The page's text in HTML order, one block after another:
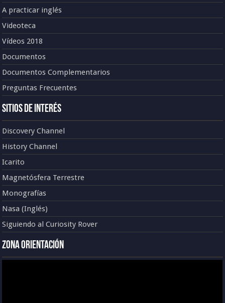
A practicar inglés
Videoteca
Vídeos 2018
Documentos
Documentos Complementarios
Preguntas Frecuentes
Sitios de Interés
Discovery Channel
History Channel
Icarito
Magnetósfera Terrestre
Monografías
Nasa (Inglés)
Siguiendo al Curiosity Rover
Zona Orientación